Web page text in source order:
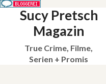
Sucy Pretsch
Magazin
True Crime, Filme,
Serien + Promis